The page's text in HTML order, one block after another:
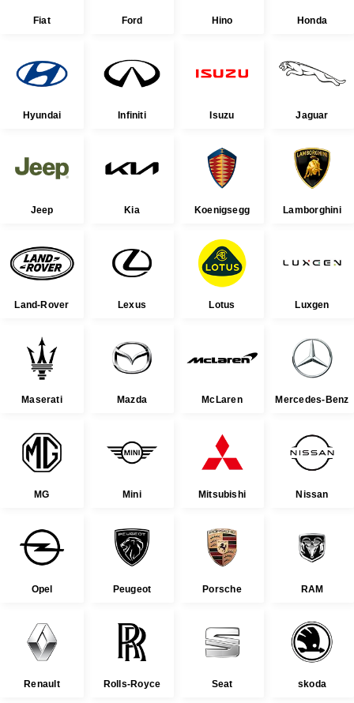
Fiat Ford Hino Honda
Hyundai Infiniti Isuzu Jaguar
Jeep Kia Koenigsegg Lamborghini
Land-Rover Lexus Lotus Luxgen
Maserati Mazda McLaren Mercedes-Benz
MG Mini Mitsubishi Nissan
Opel Peugeot Porsche RAM
Renault Rolls-Royce Seat skoda